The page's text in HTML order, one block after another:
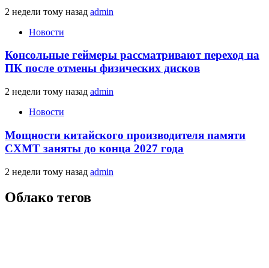
2 недели тому назад admin
Новости
Консольные геймеры рассматривают переход на
ПК после отмены физических дисков
2 недели тому назад admin
Новости
Мощности китайского производителя памяти
CXMT заняты до конца 2027 года
2 недели тому назад admin
Облако тегов